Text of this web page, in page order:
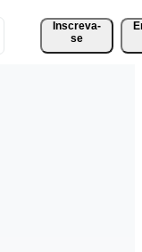
Inscreva-
se